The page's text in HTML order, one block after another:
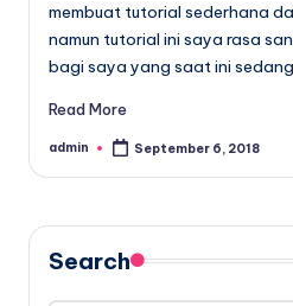
membuat tutorial sederhana
namun tutorial ini saya rasa
bagi saya yang saat ini
Read More
Posted
admin September 6, 2018
Search